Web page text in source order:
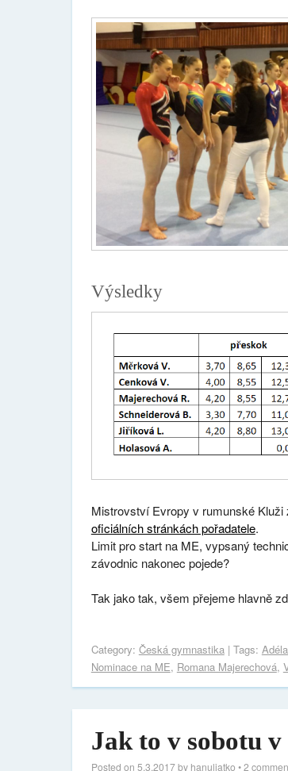
Výsledky
Mistrovství Evropy v rumunské Kluži
oficiálních stránkách pořadatele.
Limit pro start na ME, vypsaný
závodnic nakonec pojede?
Tak jako tak, všem přejeme hlavně
Category: Česká gymnastika| Tags:
Nominace na ME, Romana Majerechová,
Jak to v sobotu
Posted on 5.3.2017by hanuliatko •2